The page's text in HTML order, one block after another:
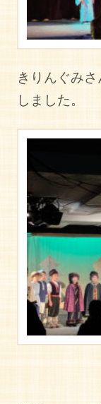
きりんぐみ
しました。